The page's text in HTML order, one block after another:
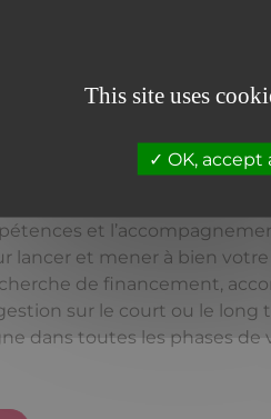
vos ambitions et met à votre
et
lancer et mener à bien
de financement,
sur le court ou le long
dans toutes les phases de
This site uses
OK, accept